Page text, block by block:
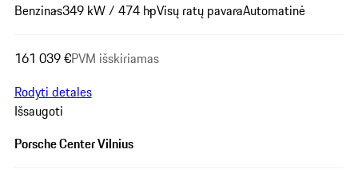
Benzinas349 kW / 474 hpVisų ratų pavaraAutomatinė
161 039 €PVM išskiriamas
Rodyti detales
Išsaugoti
Porsche Center Vilnius